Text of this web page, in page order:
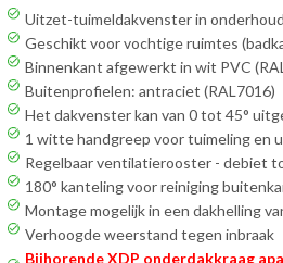
Uitzet-tuimeldakvenster in
Geschikt voor vochtige ruimtes
Binnenkant afgewerkt in wit PVC
Buitenprofielen: antraciet (RAL7016)
Het dakvenster kan van 0 tot 45°
1 witte handgreep voor tuimeling en
Regelbaar ventilatierooster - debiet
180° kanteling voor reiniging
Montage mogelijk in een dakhelling
Verhoogde weerstand tegen inbraak
Bijhorende XDP onderdakkraag